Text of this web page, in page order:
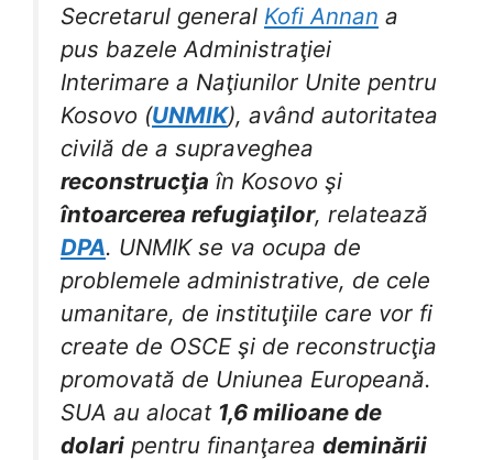
Secretarul general Kofi Annan a
pus bazele Administraţiei
Interimare a Naţiunilor Unite pentru
Kosovo (UNMIK), având autoritatea
civilă de a supraveghea
reconstrucţia în Kosovo şi
întoarcerea refugiaţilor, relatează
DPA. UNMIK se va ocupa de
problemele administrative, de cele
umanitare, de instituţiile care vor fi
create de OSCE şi de reconstrucţia
promovată de Uniunea Europeană.
SUA au alocat 1,6 milioane de
dolari pentru finanţarea deminării